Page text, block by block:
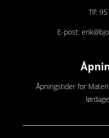
Tlf:
E-post:
Åpningstider for